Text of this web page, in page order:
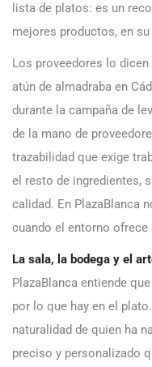
lista de platos: es un
mejores productos, en
Los proveedores lo
atún de almadraba en
durante la campaña de
de la mano de
trazabilidad que exige
el resto de ingredientes,
calidad. En PlazaBlanca
cuando el entorno
La sala, la bodega y el
PlazaBlanca entiende
por lo que hay en el
naturalidad de quien ha
preciso y personalizado